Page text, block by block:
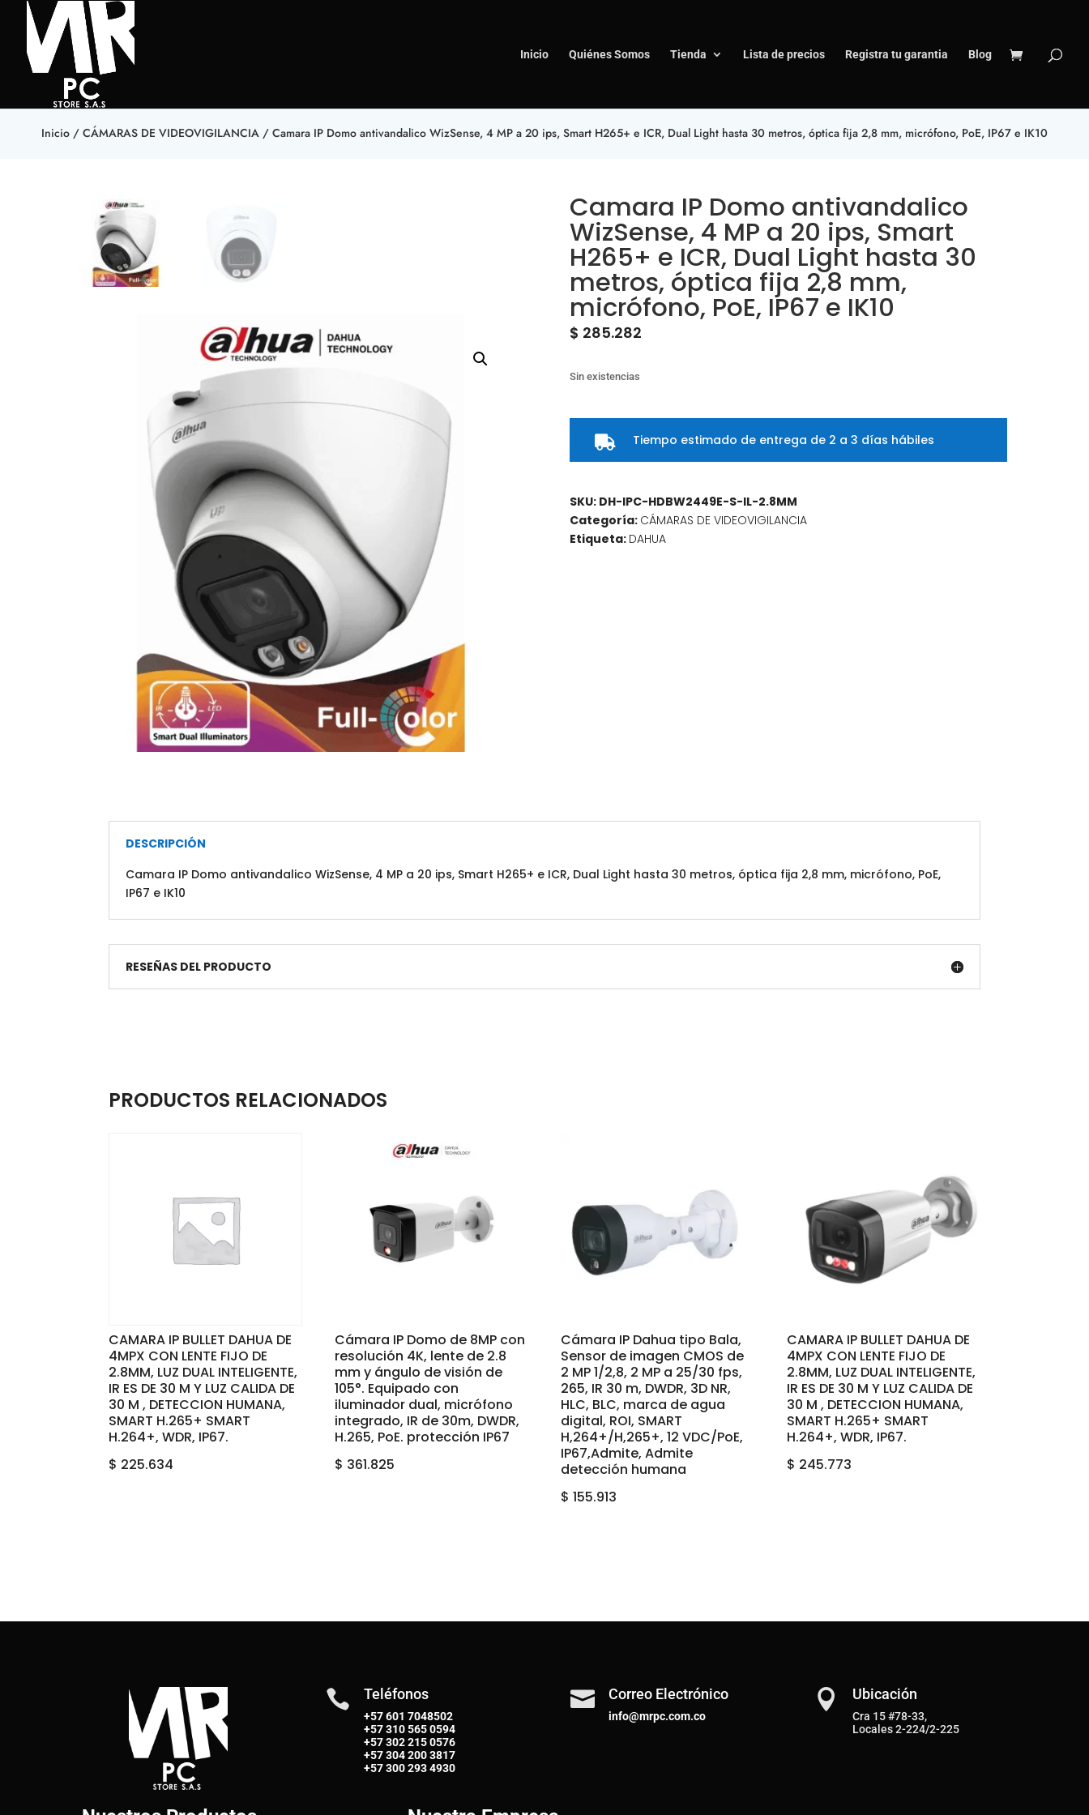
Inicio Quiénes Somos Tienda Lista de precios Registra tu garantia Blog
Inicio / CÁMARAS DE VIDEOVIGILANCIA / Camara IP Domo antivandalico WizSense, 4 MP a 20 ips, Smart H265+ e ICR, Dual Light hasta 30 metros, óptica fija 2,8 mm, micrófono, PoE, IP67 e IK10
Camara IP Domo antivandalico
WizSense, 4 MP a 20 ips, Smart
H265+ e ICR, Dual Light hasta 30
metros, óptica fija 2,8 mm,
micrófono, PoE, IP67 e IK10
$ 285.282
Sin existencias
 Tiempo estimado de entrega de 2 a 3 días hábiles
SKU: DH-IPC-HDBW2449E-S-IL-2.8MM
Categoría: CÁMARAS DE VIDEOVIGILANCIA
Etiqueta: DAHUA
DESCRIPCIÓN
Camara IP Domo antivandalico WizSense, 4 MP a 20 ips, Smart H265+ e ICR, Dual Light hasta 30 metros, óptica fija 2,8 mm, micrófono, PoE,
IP67 e IK10
RESEÑAS DEL PRODUCTO
PRODUCTOS RELACIONADOS
CAMARA IP BULLET DAHUA DE
4MPX CON LENTE FIJO DE
2.8MM, LUZ DUAL INTELIGENTE,
IR ES DE 30 M Y LUZ CALIDA DE
30 M , DETECCION HUMANA,
SMART H.265+ SMART
H.264+, WDR, IP67.
$ 225.634
Cámara IP Domo de 8MP con
resolución 4K, lente de 2.8
mm y ángulo de visión de
105°. Equipado con
iluminador dual, micrófono
integrado, IR de 30m, DWDR,
H.265, PoE. protección IP67
$ 361.825
Cámara IP Dahua tipo Bala,
Sensor de imagen CMOS de
2 MP 1/2,8, 2 MP a 25/30 fps,
265, IR 30 m, DWDR, 3D NR,
HLC, BLC, marca de agua
digital, ROI, SMART
H,264+/H,265+, 12 VDC/PoE,
IP67,Admite, Admite
detección humana
$ 155.913
CAMARA IP BULLET DAHUA DE
4MPX CON LENTE FIJO DE
2.8MM, LUZ DUAL INTELIGENTE,
IR ES DE 30 M Y LUZ CALIDA DE
30 M , DETECCION HUMANA,
SMART H.265+ SMART
H.264+, WDR, IP67.
$ 245.773
 Teléfonos
+57 601 7048502
+57310 565 0594
+57302 215 0576
+57304 200 3817
+57300 293 4930
 Correo Electrónico
info@mrpc.com.co
 Ubicación
Cra 15 #78-33,
Locales 2-224/2-225